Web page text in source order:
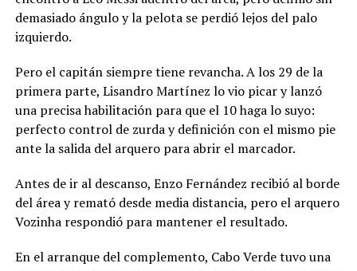
demasiado ángulo y la pelota se perdió lejos del palo
izquierdo.
Pero el capitán siempre tiene revancha. A los 29 de la
primera parte, Lisandro Martínez lo vio picar y lanzó
una precisa habilitación para que el 10 haga lo suyo:
perfecto control de zurda y definición con el mismo pie
ante la salida del arquero para abrir el marcador.
Antes de ir al descanso, Enzo Fernández recibió al borde
del área y remató desde media distancia, pero el arquero
Vozinha respondió para mantener el resultado.
En el arranque del complemento, Cabo Verde tuvo una